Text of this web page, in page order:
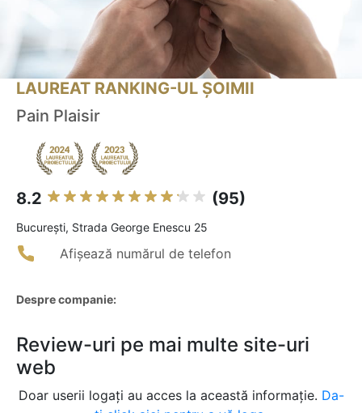
LAUREAT RANKING-UL ȘOIMII
Pain Plaisir
8.2 (95)
Bucureşti, Strada George Enescu 25
Afișează numărul de telefon
Despre companie:
Review-uri pe mai multe site-uri
web
Doar userii logați au acces la această informație. Da-